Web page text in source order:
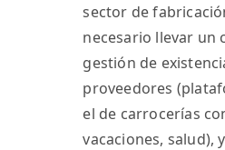
sector de
necesario llevar un
gestión de
proveedores
el de carrocerías
vacaciones, salud),